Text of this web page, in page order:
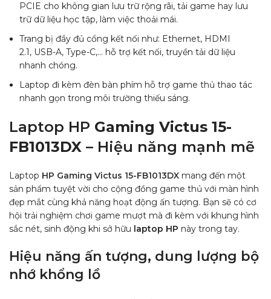
PCIE cho không gian lưu trữ rộng rãi, tải game hay lưu
trữ dữ liệu học tập, làm việc thoải mái.
Trang bị đầy đủ cổng kết nối như: Ethernet, HDMI
2.1, USB-A, Type-C,… hỗ trợ kết nối, truyền tải dữ liệu
nhanh chóng.
Laptop đi kèm đèn bàn phím hỗ trợ game thủ thao tác
nhanh gọn trong môi trường thiếu sáng.
Laptop HP Gaming Victus 15-
FB1013DX – Hiệu năng mạnh mẽ
Laptop HP Gaming Victus 15-FB1013DX mang đến một
sản phẩm tuyệt vời cho cộng đồng game thủ với màn hình
đẹp mắt cùng khả năng hoạt động ấn tượng. Bạn sẽ có cơ
hội trải nghiệm chơi game mượt mà đi kèm với khung hình
sắc nét, sinh động khi sở hữu laptop HP này trong tay.
Hiệu năng ấn tượng, dung lượng bộ
nhớ khổng lồ